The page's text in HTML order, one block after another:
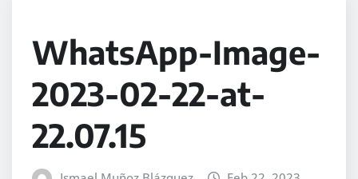
WhatsApp-Image-
2023-02-22-at-
22.07.15